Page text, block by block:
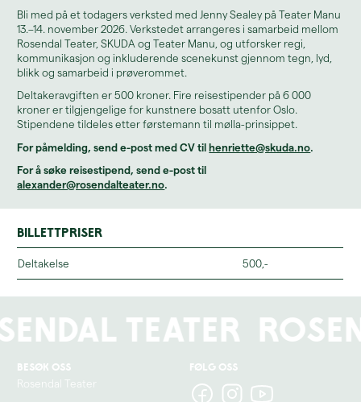
Bli med på et todagers verksted med Jenny Sealey på Teater Manu
13.–14. november 2026. Verkstedet arrangeres i samarbeid mellom
Rosendal Teater, SKUDA og Teater Manu, og utforsker regi,
kommunikasjon og inkluderende scenekunst gjennom tegn, lyd,
blikk og samarbeid i prøverommet.
Deltakeravgiften er 500 kroner. Fire reisestipender på 6 000
kroner er tilgjengelige for kunstnere bosatt utenfor Oslo.
Stipendene tildeles etter førstemann til mølla-prinsippet.
For påmelding, send e-post med CV tilhenriette@skuda.no.
For å søke reisestipend, send e-post til
alexander@rosendalteater.no.
Billettpriser
Deltakelse 500,-
Teater
Besøk oss
Rosendal Teater
Følg oss